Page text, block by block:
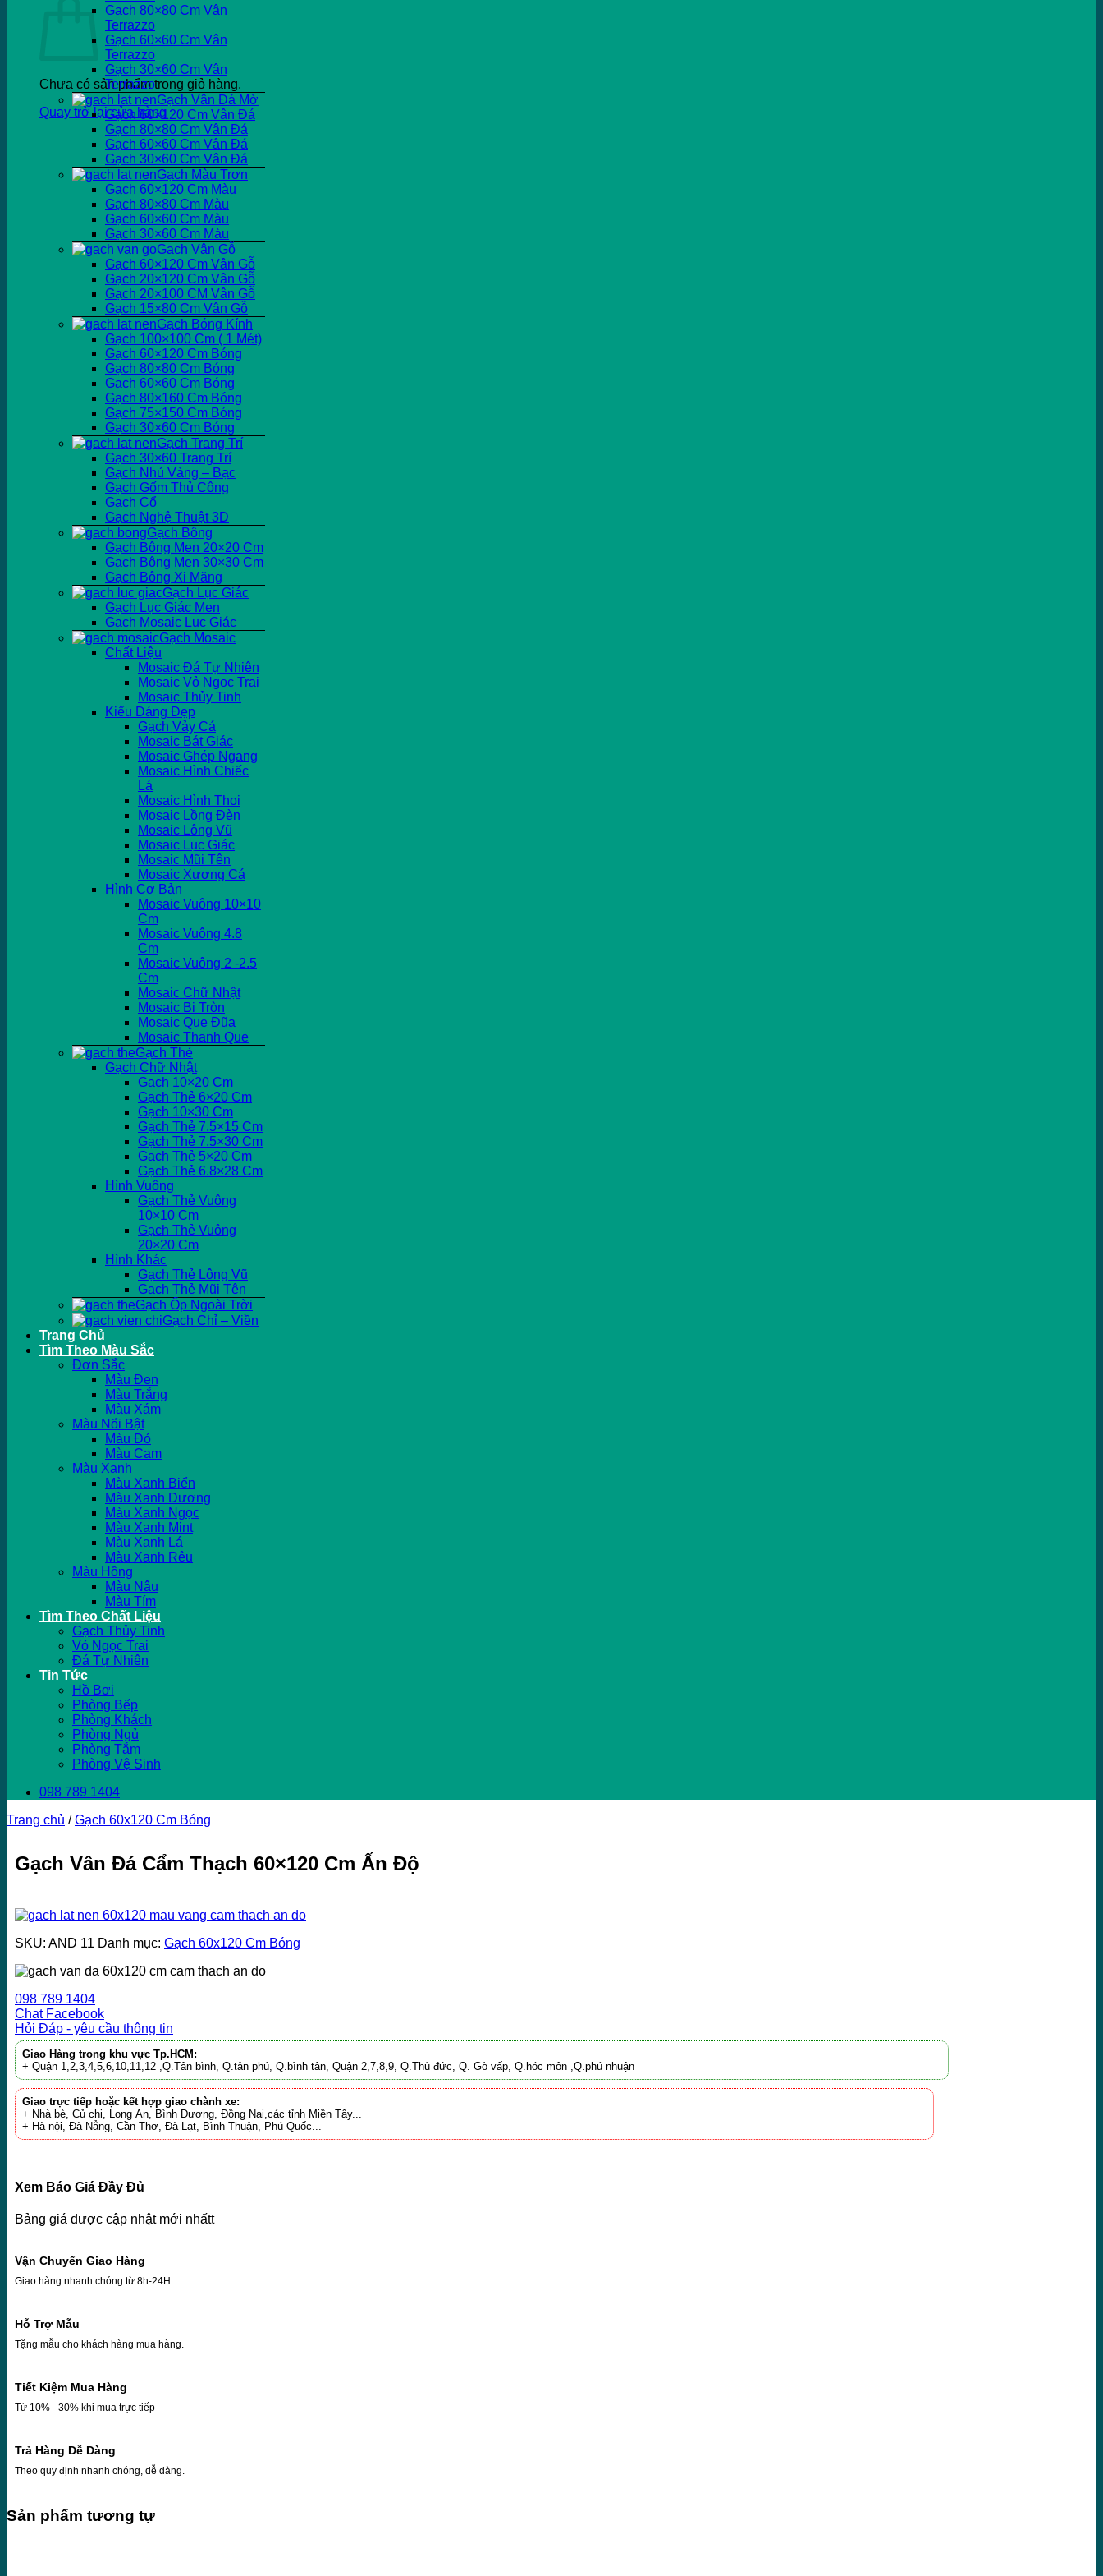
Chưa có sản phẩm trong giỏ hàng.
Quay trở lại cửa hàng
Gạch 80×80 Cm Vân
Terrazzo
Gạch 60×60 Cm Vân
Terrazzo
Gạch 30×60 Cm Vân
Terrazzo
Gạch Vân Đá Mờ
Gạch 60×120 Cm Vân Đá
Gạch 80×80 Cm Vân Đá
Gạch 60×60 Cm Vân Đá
Gạch 30×60 Cm Vân Đá
Gạch Màu Trơn
Gạch 60×120 Cm Màu
Gạch 80×80 Cm Màu
Gạch 60×60 Cm Màu
Gạch 30×60 Cm Màu
Gạch Vân Gỗ
Gạch 60×120 Cm Vân Gỗ
Gạch 20×120 Cm Vân Gỗ
Gạch 20×100 CM Vân Gỗ
Gạch 15×80 Cm Vân Gỗ
Gạch Bóng Kính
Gạch 100×100 Cm ( 1 Mét)
Gạch 60×120 Cm Bóng
Gạch 80×80 Cm Bóng
Gạch 60×60 Cm Bóng
Gạch 80×160 Cm Bóng
Gạch 75×150 Cm Bóng
Gạch 30×60 Cm Bóng
Gạch Trang Trí
Gạch 30×60 Trang Trí
Gạch Nhủ Vàng – Bạc
Gạch Gốm Thủ Công
Gạch Cổ
Gạch Nghệ Thuật 3D
Gạch Bông
Gạch Bông Men 20×20 Cm
Gạch Bông Men 30×30 Cm
Gạch Bông Xi Măng
Gạch Lục Giác
Gạch Lục Giác Men
Gạch Mosaic Lục Giác
Gạch Mosaic
Chất Liệu
Mosaic Đá Tự Nhiên
Mosaic Vỏ Ngọc Trai
Mosaic Thủy Tinh
Kiểu Dáng Đẹp
Gạch Vảy Cá
Mosaic Bát Giác
Mosaic Ghép Ngang
Mosaic Hình Chiếc
Lá
Mosaic Hình Thoi
Mosaic Lồng Đèn
Mosaic Lông Vũ
Mosaic Lục Giác
Mosaic Mũi Tên
Mosaic Xương Cá
Hình Cơ Bản
Mosaic Vuông 10×10
Cm
Mosaic Vuông 4.8
Cm
Mosaic Vuông 2 -2.5
Cm
Mosaic Chữ Nhật
Mosaic Bi Tròn
Mosaic Que Đũa
Mosaic Thanh Que
Gạch Thẻ
Gạch Chữ Nhật
Gạch 10×20 Cm
Gạch Thẻ 6×20 Cm
Gạch 10×30 Cm
Gạch Thẻ 7.5×15 Cm
Gạch Thẻ 7.5×30 Cm
Gạch Thẻ 5×20 Cm
Gạch Thẻ 6.8×28 Cm
Hình Vuông
Gạch Thẻ Vuông
10×10 Cm
Gạch Thẻ Vuông
20×20 Cm
Hình Khác
Gạch Thẻ Lông Vũ
Gạch Thẻ Mũi Tên
Gạch Ốp Ngoài Trời
Gạch Chỉ – Viền
Trang Chủ
Tìm Theo Màu Sắc
Đơn Sắc
Màu Đen
Màu Trắng
Màu Xám
Màu Nổi Bật
Màu Đỏ
Màu Cam
Màu Xanh
Màu Xanh Biển
Màu Xanh Dương
Màu Xanh Ngọc
Màu Xanh Mint
Màu Xanh Lá
Màu Xanh Rêu
Màu Hồng
Màu Nâu
Màu Tím
Tìm Theo Chất Liệu
Gạch Thủy Tinh
Vỏ Ngọc Trai
Đá Tự Nhiên
Tin Tức
Hồ Bơi
Phòng Bếp
Phòng Khách
Phòng Ngủ
Phòng Tắm
Phòng Vệ Sinh
098 789 1404
Trang chủ / Gạch 60x120 Cm Bóng
Gạch Vân Đá Cẩm Thạch 60×120 Cm Ấn Độ
SKU: AND 11 Danh mục: Gạch 60x120 Cm Bóng
098 789 1404
Chat Facebook
Hỏi Đáp - yêu cầu thông tin
Giao Hàng trong khu vực Tp.HCM:
+ Quận 1,2,3,4,5,6,10,11,12 ,Q.Tân bình, Q.tân phú, Q.bình tân, Quận 2,7,8,9, Q.Thủ đức, Q. Gò vấp, Q.hóc môn ,Q.phú nhuận
Giao trực tiếp hoặc kết hợp giao chành xe:
+ Nhà bè, Củ chi, Long An, Bình Dương, Đồng Nai,các tỉnh Miền Tây...
+ Hà nội, Đà Nẳng, Cần Thơ, Đà Lạt, Bình Thuận, Phú Quốc...
Xem Báo Giá Đầy Đủ
Bảng giá được cập nhật mới nhấtt
Vận Chuyển Giao Hàng
Giao hàng nhanh chóng từ 8h-24H
Hỗ Trợ Mẫu
Tặng mẫu cho khách hàng mua hàng.
Tiết Kiệm Mua Hàng
Từ 10% - 30% khi mua trực tiếp
Trả Hàng Dễ Dàng
Theo quy định nhanh chóng, dễ dàng.
Sản phẩm tương tự